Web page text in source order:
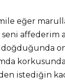
eğer
seni affederim
istediğin